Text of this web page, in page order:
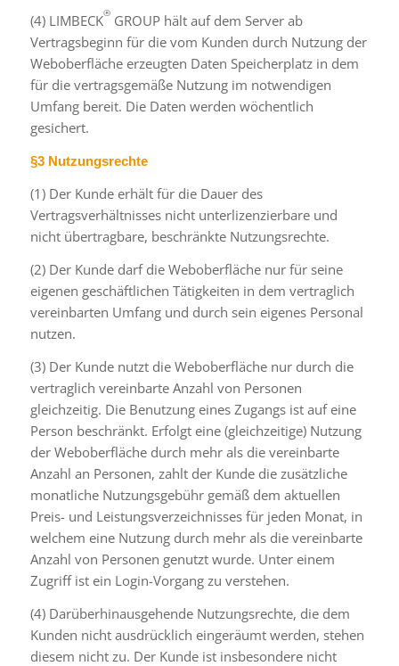
(4) LIMBECK®GROUP hält auf dem Server ab
Vertragsbeginn für die vom Kunden durch Nutzung der
Weboberfläche erzeugten Daten Speicherplatz in dem
für die vertragsgemäße Nutzung im notwendigen
Umfang bereit. Die Daten werden wöchentlich
gesichert.
§3 Nutzungsrechte
(1) Der Kunde erhält für die Dauer des
Vertragsverhältnisses nicht unterlizenzierbare und
nicht übertragbare, beschränkte Nutzungsrechte.
(2) Der Kunde darf die Weboberfläche nur für seine
eigenen geschäftlichen Tätigkeiten in dem vertraglich
vereinbarten Umfang und durch sein eigenes Personal
nutzen.
(3) Der Kunde nutzt die Weboberfläche nur durch die
vertraglich vereinbarte Anzahl von Personen
gleichzeitig. Die Benutzung eines Zugangs ist auf eine
Person beschränkt. Erfolgt eine (gleichzeitige) Nutzung
der Weboberfläche durch mehr als die vereinbarte
Anzahl an Personen, zahlt der Kunde die zusätzliche
monatliche Nutzungsgebühr gemäß dem aktuellen
Preis- und Leistungsverzeichnisses für jeden Monat, in
welchem eine Nutzung durch mehr als die vereinbarte
Anzahl von Personen genutzt wurde. Unter einem
Zugriff ist ein Login-Vorgang zu verstehen.
(4) Darüberhinausgehende Nutzungsrechte, die dem
Kunden nicht ausdrücklich eingeräumt werden, stehen
diesem nicht zu. Der Kunde ist insbesondere nicht